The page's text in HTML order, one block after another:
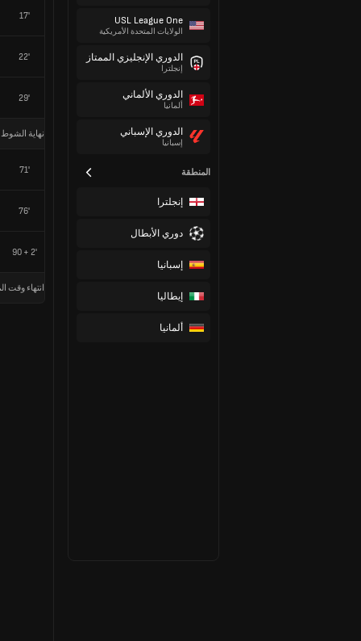
USL League One
الولايات المتحدة الأمريكية
الدوري الإنجليزي الممتاز
إنجلترا
الدوري الألماني
ألمانيا
الدوري الإسباني
إسبانيا
المنطقة
إنجلترا
دوري الأبطال
إسبانيا
إيطاليا
ألمانيا
17'
22'
29'
نهاية الشوط
71'
76'
90 + 2'
انتهاء وقت